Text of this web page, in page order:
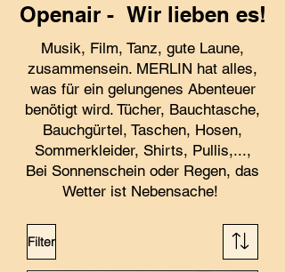
Openair - Wir lieben es!
Musik, Film, Tanz, gute Laune,
zusammensein. MERLIN hat alles,
was für ein gelungenes Abenteuer
benötigt wird. Tücher, Bauchtasche,
Bauchgürtel, Taschen, Hosen,
Sommerkleider, Shirts, Pullis,...,
Bei Sonnenschein oder Regen, das
Wetter ist Nebensache!
Filter